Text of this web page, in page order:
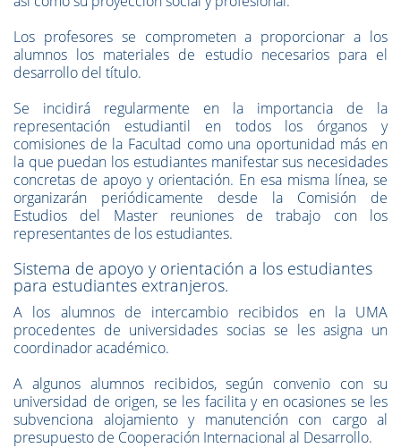
Los profesores se comprometen a proporcionar a los
alumnos los materiales de estudio necesarios para el
desarrollo del título.
Se incidirá regularmente en la importancia de la
representación estudiantil en todos los órganos y
comisiones de la Facultad como una oportunidad más en
la que puedan los estudiantes manifestar sus necesidades
concretas de apoyo y orientación. En esa misma línea, se
organizarán periódicamente desde la Comisión de
Estudios del Master reuniones de trabajo con los
representantes de los estudiantes.
Sistema de apoyo y orientación a los estudiantes
para estudiantes extranjeros.
A los alumnos de intercambio recibidos en la UMA
procedentes de universidades socias se les asigna un
coordinador académico.
A algunos alumnos recibidos, según convenio con su
universidad de origen, se les facilita y en ocasiones se les
subvenciona alojamiento y manutención con cargo al
presupuesto de Cooperación Internacional al Desarrollo.